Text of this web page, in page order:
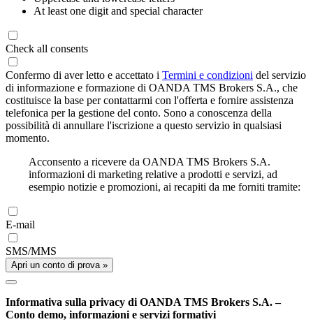
At least one digit and special character
Check all consents
Confermo di aver letto e accettato i Termini e condizioni del servizio
di informazione e formazione di OANDA TMS Brokers S.A., che
costituisce la base per contattarmi con l'offerta e fornire assistenza
telefonica per la gestione del conto. Sono a conoscenza della
possibilità di annullare l'iscrizione a questo servizio in qualsiasi
momento.
Acconsento a ricevere da OANDA TMS Brokers S.A.
informazioni di marketing relative a prodotti e servizi, ad
esempio notizie e promozioni, ai recapiti da me forniti tramite:
E-mail
SMS/MMS
Apri un conto di prova »
Informativa sulla privacy di OANDA TMS Brokers S.A. –
Conto demo, informazioni e servizi formativi